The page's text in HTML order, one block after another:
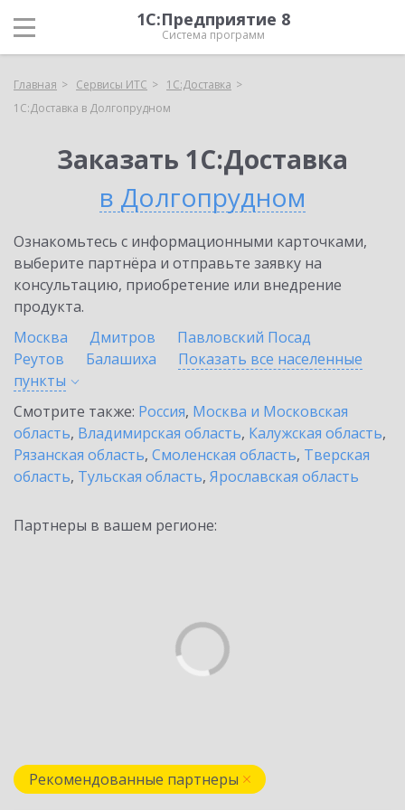
1С:Предприятие 8
Система программ
Главная Сервисы ИТС
1С:Доставка
1С:Доставка в Долгопрудном
Заказать 1С:Доставка
в Долгопрудном
Ознакомьтесь с информационными карточками,
выберите партнёра и отправьте заявку на
консультацию, приобретение или внедрение
продукта.
Москва
Дмитров
Павловский Посад
Реутов
Балашиха
Показать все населенные
пункты
Смотрите также: Россия, Москва и Московская
область, Владимирская область, Калужская область,
Рязанская область, Смоленская область, Тверская
область, Тульская область, Ярославская область
Партнеры в вашем регионе:
Рекомендованные партнеры